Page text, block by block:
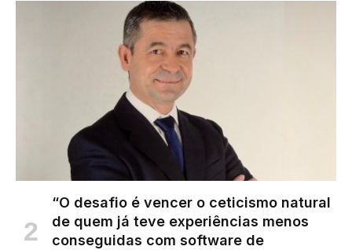
“O desafio é vencer o ceticismo natural
de quem já teve experiências menos
conseguidas com software de